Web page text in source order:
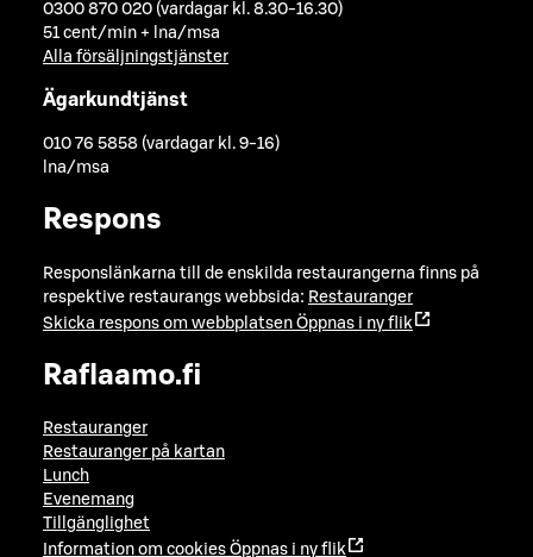
0300 870 020 (vardagar kl. 8.30-16.30)
51 cent/min + lna/msa
Alla försäljningstjänster
Ägarkundtjänst
010 76 5858 (vardagar kl. 9-16)
lna/msa
Respons
Responslänkarna till de enskilda restaurangerna finns på
respektive restaurangs webbsida: Restauranger
Skicka respons om webbplatsen Öppnas i ny flik
Raflaamo.fi
Restauranger
Restauranger på kartan
Lunch
Evenemang
Tillgänglighet
Information om cookies Öppnas i ny flik